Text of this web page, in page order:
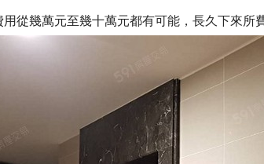
從幾萬元至幾十萬元都有可能，長久下來所